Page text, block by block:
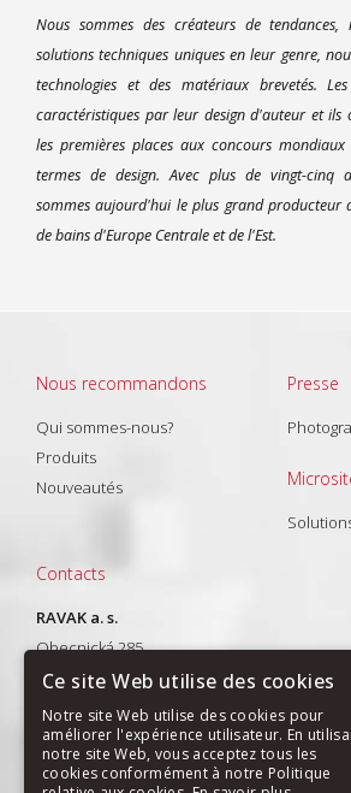
Nous sommes des créateurs de tendances,
solutions techniques uniques en leur genre,
technologies et des matériaux brevetés.
caractéristiques par leur design d'auteur et ils
les premières places aux concours
termes de design. Avec plus de vingt-cinq
sommes aujourd'hui le plus grand producteur
de bains d'Europe Centrale et de l'Est.
Nous recommandons
Qui sommes-nous?
Produits
Nouveautés
Presse
Contacts
RAVAK a. s.
Obecnická 285
261 01 Příbram I
T: +420 318 427 288
E-mail:export@ravak.com
Ce site Web utilise des cookies
Notre site Web utilise des cookies pour
améliorer l'expérience utilisateur. En
notre site Web, vous acceptez tous les
cookies conformément à notre Politique